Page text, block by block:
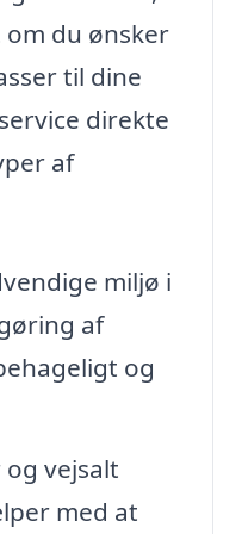
du ønsker
til dine
direkte
af
miljø i
af
og
vejsalt
med at